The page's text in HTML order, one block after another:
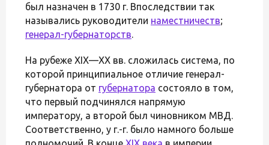
был назначен в 1730 г. Впоследствии так
назывались руководители наместничеств;
генерал-губернаторств.
На рубеже XIX—XX вв. сложилась система, по
которой принципиальное отличие генерал-
губернатора от губернатора состояло в том,
что первый подчинялся напрямую
императору, а второй был чиновником МВД.
Соответственно, у г.-г. было намного больше